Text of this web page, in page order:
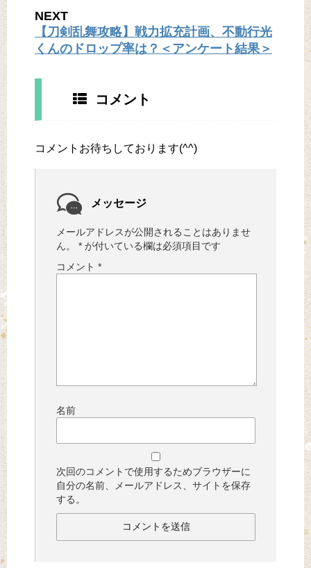
NEXT
【刀剣乱舞攻略】戦力拡充計画、不動行光
くんのドロップ率は？＜アンケート結果＞
コメント
コメントお待ちしております(^^)
メッセージ
メールアドレスが公開されることはありませ
ん。
* が付いている欄は必須項目です
コメント *
名前
次回のコメントで使用するためブラウザーに
自分の名前、メールアドレス、サイトを保存
する。